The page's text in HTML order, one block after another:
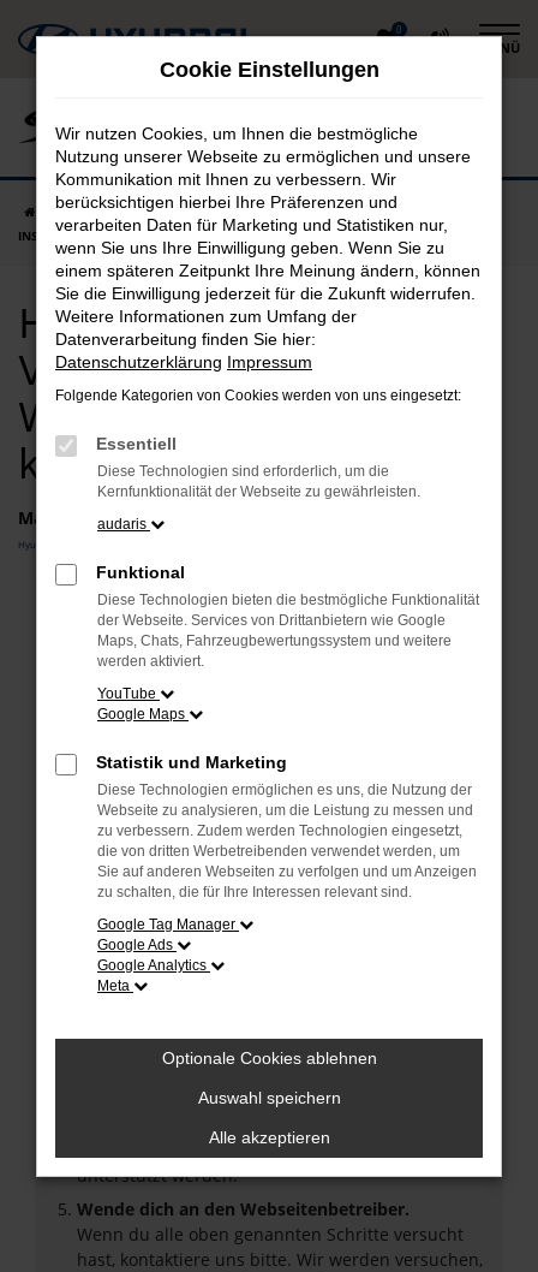
Zum
Hauptinhalt
0
MENÜ
Startseite Wasserburg Hyundai Hyundai INSTER
INSTER Vorführwagen in Wasserburg günstig kaufen
Hyundai INSTER
Vorführwagen in
Wasserburg günstig
kaufen
Marken
Hyundai
Fehler: Network Error
Beim Laden ist ein Fehler aufgetreten.
Überprüfe deine Firewall und deine
Laden andere Webseiten, zum Beispiel deine
Suchmaschine?
Prüfe deine Browsererweiterungen.
Manche Erweiterungen, wie Werbeblocker, können
das Laden bestimmter Seiten verhindern.
Funktioniert die Seite in einem anderen Browser
oder in einem privaten Fenster?
Starte dein Gerät neu.
Das kann manchmal helfen, vorübergehende
Stelle sicher, dass dein Browser und dein
Betriebssystem auf dem neuesten Stand sind.
Veraltete Software birgt nicht nur ein
dass bestimmte Funktionen nicht mehr
unterstützt werden.
Wende dich an den Webseitenbetreiber.
Wenn du alle oben genannten Schritte versucht
hast, kontaktiere uns bitte. Wir werden versuchen,
Cookie Einstellungen
Wir nutzen Cookies, um Ihnen die bestmögliche
Nutzung unserer Webseite zu ermöglichen und unsere
Kommunikation mit Ihnen zu verbessern. Wir
berücksichtigen hierbei Ihre Präferenzen und
verarbeiten Daten für Marketing und Statistiken nur,
wenn Sie uns Ihre Einwilligung geben. Wenn Sie zu
einem späteren Zeitpunkt Ihre Meinung ändern, können
Sie die Einwilligung jederzeit für die Zukunft widerrufen.
Weitere Informationen zum Umfang der
Datenverarbeitung finden Sie hier:
Datenschutzerklärung Impressum
Folgende Kategorien von Cookies werden von uns eingesetzt:
Essentiell
Diese Technologien sind erforderlich, um die
Kernfunktionalität der Webseite zu gewährleisten.
audaris
Funktional
Diese Technologien bieten die bestmögliche Funktionalität
der Webseite. Services von Drittanbietern wie Google
Maps, Chats, Fahrzeugbewertungssystem und weitere
werden aktiviert.
YouTube
Google Maps
Statistik und Marketing
Diese Technologien ermöglichen es uns, die Nutzung der
Webseite zu analysieren, um die Leistung zu messen und
zu verbessern. Zudem werden Technologien eingesetzt,
die von dritten Werbetreibenden verwendet werden, um
Sie auf anderen Webseiten zu verfolgen und um Anzeigen
zu schalten, die für Ihre Interessen relevant sind.
Google Tag Manager
Google Ads
Google Analytics
Meta
Optionale Cookies ablehnen
Auswahl speichern
Alle akzeptieren